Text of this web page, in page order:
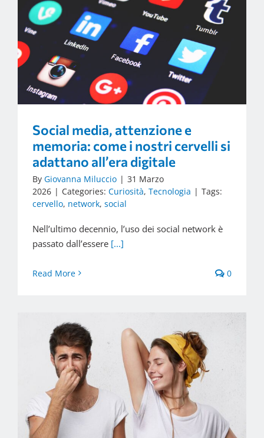
Social media, attenzione e
memoria: come i nostri cervelli si
adattano all’era digitale
By Giovanna Miluccio | 31 Marzo
2026 | Categories: Curiosità, Tecnologia | Tags:
cervello, network, social
Nell’ultimo decennio, l’uso dei social network è
passato dall’essere[...]
Read More 0